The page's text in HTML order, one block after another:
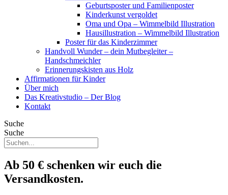
Geburtsposter und Familienposter
Kinderkunst vergoldet
Oma und Opa – Wimmelbild Illustration
Hausillustration – Wimmelbild Illustration
Poster für das Kinderzimmer
Handvoll Wunder – dein Mutbegleiter –
Handschmeichler
Erinnerungskisten aus Holz
Affirmationen für Kinder
Über mich
Das Kreativstudio – Der Blog
Kontakt
Suche
Suche
Ab 50 € schenken wir euch die
Versandkosten.